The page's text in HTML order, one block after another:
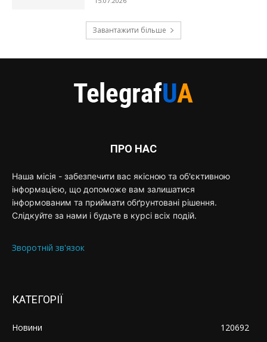
Завантажити більше
ПРО НАС
Наша місія - забезпечити вас якісною та об'єктивною
інформацією, що допоможе вам залишатися
інформованим та приймати обґрунтовані рішення.
Слідкуйте за нами і будьте в курсі всіх подій.
Зворотній зв'язок
КАТЕГОРІЇ
Новини
120692